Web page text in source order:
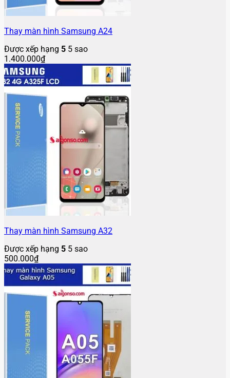
Thay màn hình Samsung A24
Được xếp hạng 5 5 sao
1.400.000₫
Thay màn hình Samsung A32
Được xếp hạng 5 5 sao
500.000₫